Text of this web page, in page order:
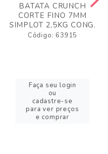
BATATA CRUNCH
CORTE FINO 7MM
SIMPLOT 2,5KG CONG.
Código: 63915
Faça seu login
ou
cadastre-se
para ver preços
e comprar